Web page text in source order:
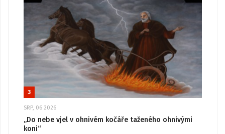
3
SRP, 06 2026
„Do nebe vjel v ohnivém kočáře taženého ohnivými
koni“